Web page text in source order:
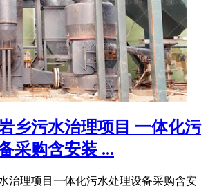
乡污水治理项目 一体化污
采购含安装 ...
治理项目一体化污水处理设备采购含安